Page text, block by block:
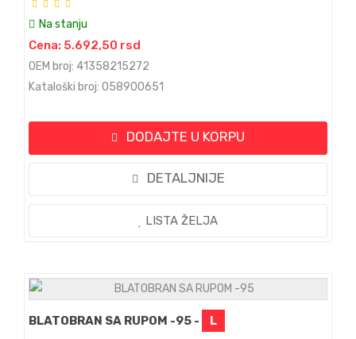
Na stanju
Cena: 5.692,50 rsd
OEM broj: 41358215272
Kataloški broj: 058900651
DODAJTE U KORPU
DETALJNIJE
LISTA ŽELJA
BLATOBRAN SA RUPOM -95 - L